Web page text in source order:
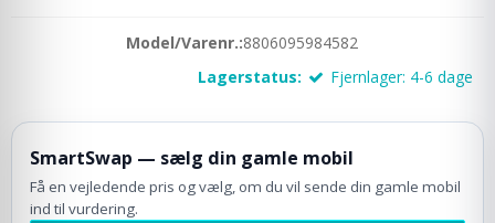
Model/Varenr.:8806095984582
Lagerstatus:
Fjernlager: 4-6 dage
SmartSwap — sælg din gamle mobil
Få en vejledende pris og vælg, om du vil sende din gamle mobil
ind til vurdering.